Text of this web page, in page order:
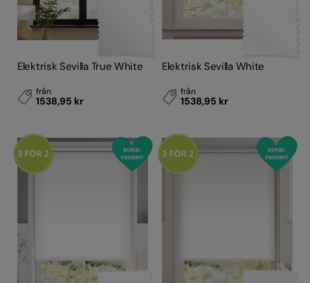
Elektrisk Sevilla True White
från
1538,95 kr
Elektrisk Sevilla White
från
1538,95 kr